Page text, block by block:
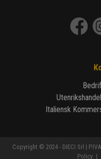
Italiensk
Copyright © 2024 - DIECI Srl |
Policy |